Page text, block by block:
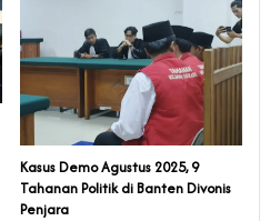
‎Kasus Demo Agustus 2025, 9
Tahanan Politik di Banten Divonis
Penjara